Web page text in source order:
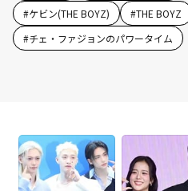
#ケビン(THE BOYZ) #THE BOYZ
#チェ・ファジョンのパワータイム